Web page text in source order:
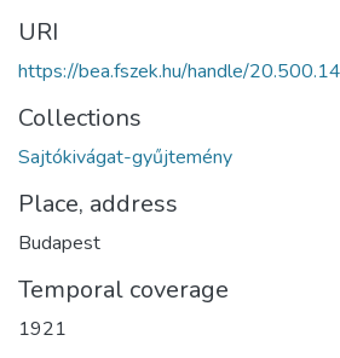
URI
https://bea.fszek.hu/handle/
Collections
Sajtókivágat-gyűjtemény
Place, address
Budapest
Temporal coverage
1921